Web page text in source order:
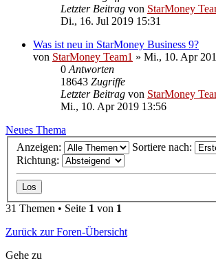
Letzter Beitrag von StarMoney
Di., 16. Jul 2019 15:31
Was ist neu in StarMoney Business 9?
von StarMoney Team1 » Mi., 10. Apr
0 Antworten
18643 Zugriffe
Letzter Beitrag von StarMoney
Mi., 10. Apr 2019 13:56
Neues Thema
Anzeigen:
Sortiere nach:
Richtung:
31 Themen • Seite 1 von 1
Zurück zur Foren-Übersicht
Gehe zu